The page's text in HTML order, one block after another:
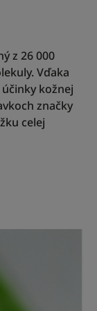
prostredie
pred a po 29
opakovanie
používania.
výskyt
z 26 000
Vďaka
kožnej
značky
celej